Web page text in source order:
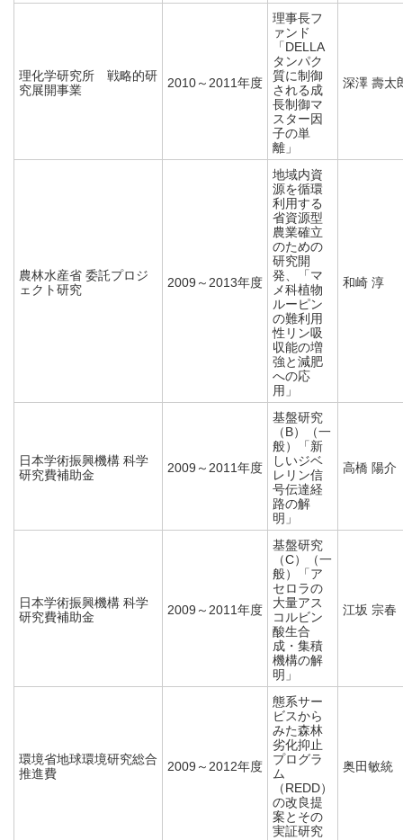
理化学研究所 戦略的研
究展開事業
2010～2011年度
理事長フ
ァンド
「DELLA
タンパク
質に制御
される成
長制御マ
スター因
子の単
離」
深澤 壽太
農林水産省 委託プロジ
ェクト研究
2009～2013年度
地域内資
源を循環
利用する
省資源型
農業確立
のための
研究開
発、「マ
メ科植物
ルーピン
の難利用
性リン吸
収能の増
強と減肥
への応
用」
和崎 淳
日本学術振興機構 科学
研究費補助金
2009～2011年度
基盤研究
（B）（一
般）「新
しいジベ
レリン信
号伝達経
路の解
明」
高橋 陽介
日本学術振興機構 科学
研究費補助金
2009～2011年度
基盤研究
（C）（一
般）「ア
セロラの
大量アス
コルビン
酸生合
成・集積
機構の解
明」
江坂 宗春
環境省地球環境研究総合
推進費
2009～2012年度
態系サー
ビスから
みた森林
劣化抑止
プログラ
ム
（REDD）
の改良提
案とその
実証研究
奥田敏統